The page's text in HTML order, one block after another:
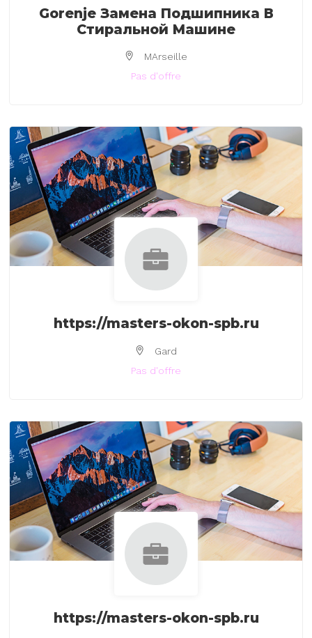
Gorenje Замена Подшипника В
Стиральной Машине
MArseille
Pas d'offre
https://masters-okon-spb.ru
Gard
Pas d'offre
https://masters-okon-spb.ru